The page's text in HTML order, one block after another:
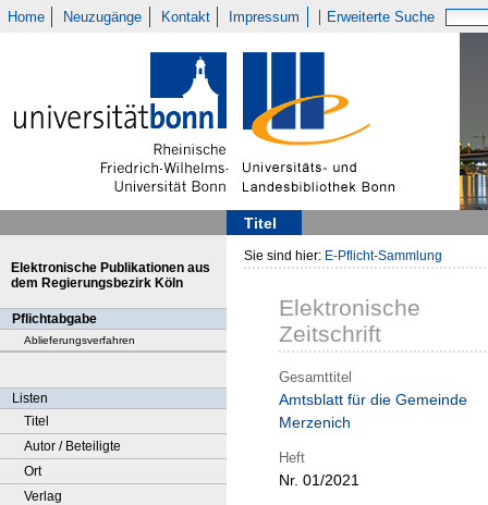
Home Neuzugänge Kontakt Impressum Erweiterte Suche
Titel
Elektronische Publikationen aus
dem Regierungsbezirk Köln
Pflichtabgabe
Ablieferungsverfahren
Listen
Titel
Autor / Beteiligte
Ort
Verlag
Sie sind hier: E-Pflicht-Sammlung
Elektronische
Zeitschrift
Gesamttitel
Amtsblatt für die Gemeinde
Merzenich
Heft
Nr. 01/2021